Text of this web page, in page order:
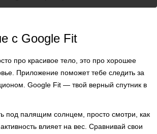
с Google Fit
про красивое тело, это про хорошее
Приложение поможет тебе следить за
Google Fit — твой верный спутник в
под палящим солнцем, просто смотри, как
влияет на вес. Сравнивай свои